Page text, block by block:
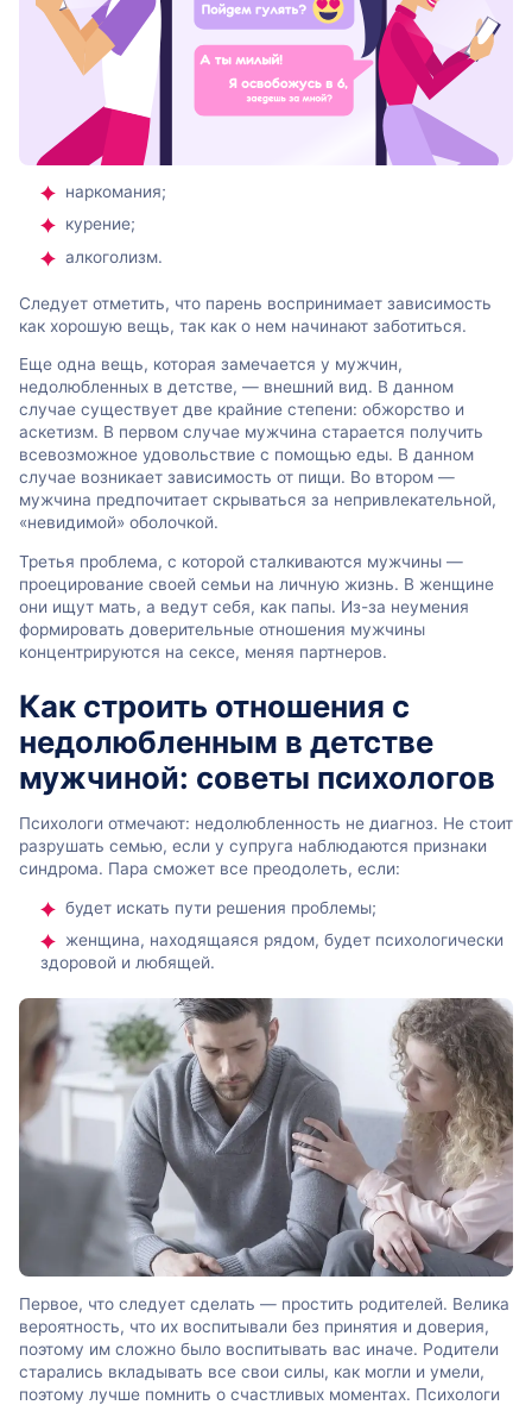
наркомания;
курение;
алкоголизм.
Следует отметить, что парень воспринимает зависимость
как хорошую вещь, так как о нем начинают заботиться.
Еще одна вещь, которая замечается у мужчин,
недолюбленных в детстве, — внешний вид. В данном
случае существует две крайние степени: обжорство и
аскетизм. В первом случае мужчина старается получить
всевозможное удовольствие с помощью еды. В данном
случае возникает зависимость от пищи. Во втором —
мужчина предпочитает скрываться за непривлекательной,
«невидимой» оболочкой.
Третья проблема, с которой сталкиваются мужчины —
проецирование своей семьи на личную жизнь. В женщине
они ищут мать, а ведут себя, как папы. Из-за неумения
формировать доверительные отношения мужчины
концентрируются на сексе, меняя партнеров.
Как строить отношения с
недолюбленным в детстве
мужчиной: советы психологов
Психологи отмечают: недолюбленность не диагноз. Не стоит
разрушать семью, если у супруга наблюдаются признаки
синдрома. Пара сможет все преодолеть, если:
будет искать пути решения проблемы;
женщина, находящаяся рядом, будет психологически
здоровой и любящей.
Первое, что следует сделать — простить родителей. Велика
вероятность, что их воспитывали без принятия и доверия,
поэтому им сложно было воспитывать вас иначе. Родители
старались вкладывать все свои силы, как могли и умели,
поэтому лучше помнить о счастливых моментах. Психологи